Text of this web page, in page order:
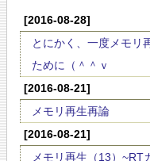
[2016-08-28]
とにかく、一度メモリ
ために（＾＾ｖ
[2016-08-21]
メモリ再生再論
[2016-08-21]
メモリ再生（13）~RT